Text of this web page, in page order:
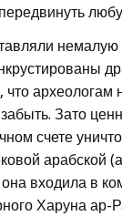
немалую
что
Зато
счете
арабской
входила в
Харуна ар-